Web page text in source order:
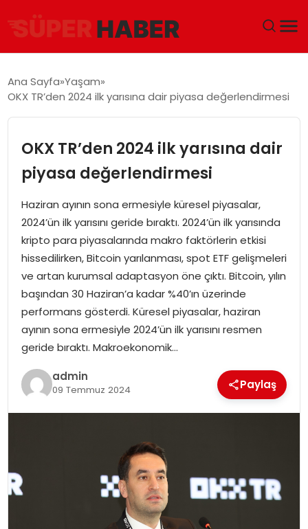
DÜNYA
EĞITIM
EKONOMI
MAGAZIN
SAĞLIK
SIYASET
SPOR
TEKNOLOJI
Ana Sayfa Yaşam
OKX TR’den 2024 ilk yarısına dair piyasa değerlendirmesi
OKX TR’den 2024 ilk yarısına dair
piyasa değerlendirmesi
Haziran ayının sona ermesiyle küresel piyasalar,
2024’ün ilk yarısını geride bıraktı. 2024’ün ilk yarısında
kripto para piyasalarında makro faktörlerin etkisi
hissedilirken, Bitcoin yarılanması, spot ETF gelişmeleri
ve artan kurumsal adaptasyon öne çıktı. Bitcoin, yılın
başından 30 Haziran’a kadar %40’ın üzerinde
performans gösterdi. Küresel piyasalar, haziran
ayının sona ermesiyle 2024’ün ilk yarısını resmen
geride bıraktı. Makroekonomik…
admin
09 Temmuz 2024 Paylaş